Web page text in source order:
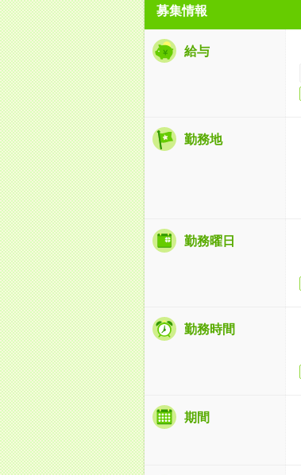
募集情報
給与
勤務地
勤務曜日
勤務時間
期間